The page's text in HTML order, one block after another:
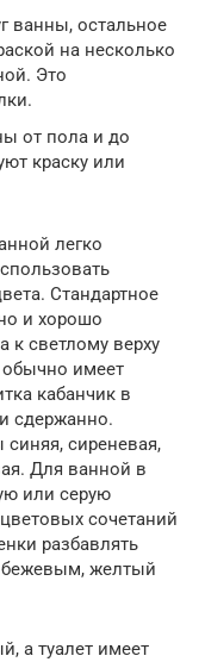
ванны, остальное
на несколько
Это
от пола и до
краску или
легко
Стандартное
и хорошо
к светлому верху
имеет
кабанчик в
сдержанно.
сиреневая,
Для ванной в
или серую
сочетаний
разбавлять
бежевым, желтый
а туалет имеет